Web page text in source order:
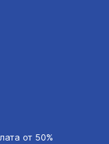
от 50%